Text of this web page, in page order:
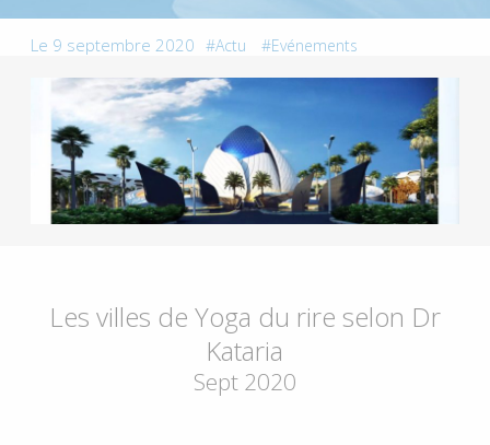
Le 9 septembre 2020 Actu Evénements
Les villes de Yoga du rire selon Dr
Kataria
Sept 2020